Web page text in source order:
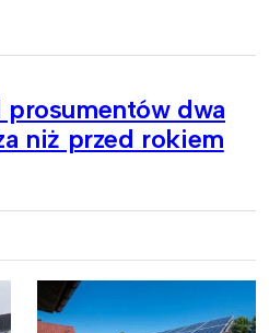
prosumentów dwa
niż przed rokiem